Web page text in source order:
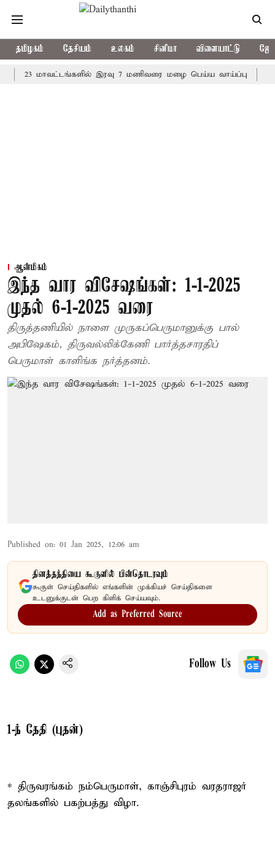
தமிழகம் தேசியம் உலகம் சினிமா விளையாட்டு
மாவட்டங்களில் இரவு 7 மணிவரை மழை பெய்ய வாய்ப்பு கொரிய
ஆன்மிகம்
இந்த வார விசேஷங்கள்: 1-1-2025
முதல் 6-1-2025 வரை
திருத்தணியில் நாளை முருகப்பெருமானுக்கு பால்
அபிஷேகம், திருவல்லிக்கேணி பார்த்தசாரதிப்
பெருமாள் காளிங்க நர்த்தனம்.
Published on: 01 Jan 2025, 12:06 am
தினத்தந்தியை கூகுளில் பின்தொடரவும்
கூகுள் செய்திகளில் எங்களின் முக்கியச் செய்திகளை
உடனுக்குடன் பெற கிளிக் செய்யவும்.
Add as Preferred Source
Follow Us
1-ந் தேதி (புதன்)
* திருவரங்கம் நம்பெருமாள், காஞ்சிபுரம் வரதராஜர்
தலங்களில் பகற்பத்து விழா.